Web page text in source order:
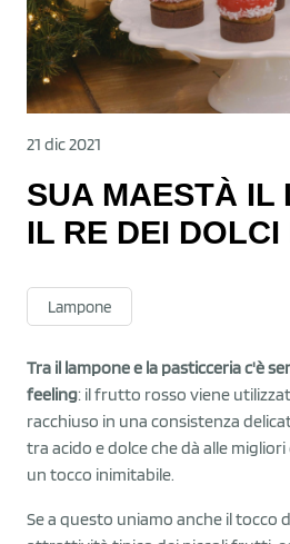
21 dic 2021
SUA MAESTÀ IL
IL RE DEI
Lampone
Tra il lampone e la pasticceria c'è
feeling: il frutto rosso viene
racchiuso in una consistenza
tra acido e dolce che dà alle
un tocco inimitabile.
Se a questo uniamo anche il tocco